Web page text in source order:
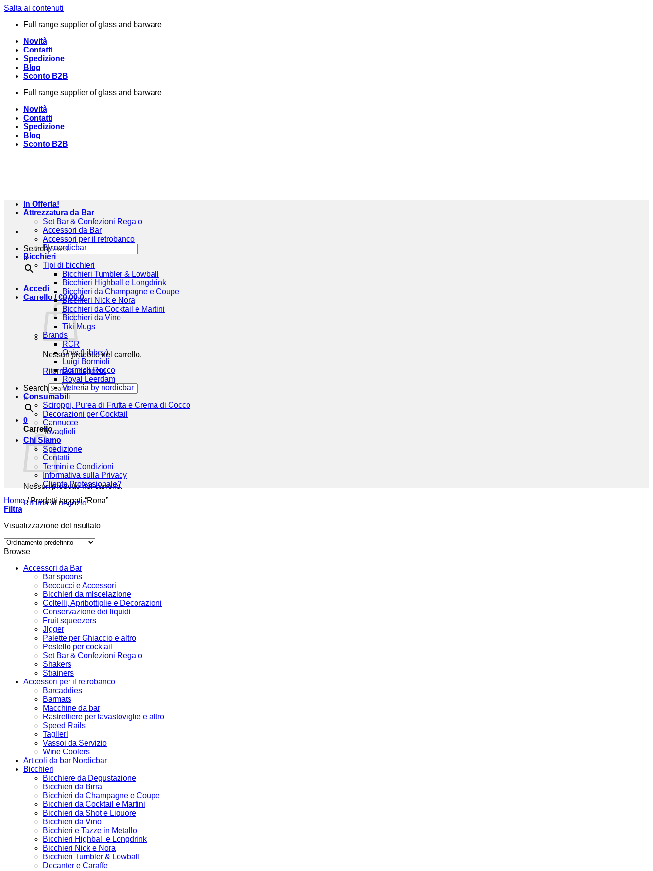
Salta ai contenuti
Full range supplier of glass and barware
Novità
Contatti
Spedizione
Blog
Sconto B2B
Full range supplier of glass and barware
Novità
Contatti
Spedizione
Blog
Sconto B2B
Search
×
Accedi
Carrello /€0,00 0
Nessun prodotto nel carrello.
Ritorna al negozio
Search
×
0
Carrello
Nessun prodotto nel carrello.
Ritorna al negozio
In Offerta!
Attrezzatura da Bar
Set Bar & Confezioni Regalo
Accessori da Bar
Accessori per il retrobanco
By nordicbar
Bicchieri
Tipi di bicchieri
Bicchieri Tumbler & Lowball
Bicchieri Highball e Longdrink
Bicchieri da Champagne e Coupe
Bicchieri Nick e Nora
Bicchieri da Cocktail e Martini
Bicchieri da Vino
Tiki Mugs
Brands
RCR
Onis (Libbey)
Luigi Bormioli
Bormioli Rocco
Royal Leerdam
Vetreria by nordicbar
Consumabili
Sciroppi, Purea di Frutta e Crema di Cocco
Decorazioni per Cocktail
Cannucce
Tovaglioli
Chi Siamo
Spedizione
Contatti
Termini e Condizioni
Informativa sulla Privacy
Cliente Professionale?
Home /Prodotti taggati “Rona”
Filtra
Visualizzazione del risultato
Browse
Accessori da Bar
Bar spoons
Beccucci e Accessori
Bicchieri da miscelazione
Coltelli, Apribottiglie e Decorazioni
Conservazione dei liquidi
Fruit squeezers
Jigger
Palette per Ghiaccio e altro
Pestello per cocktail
Set Bar & Confezioni Regalo
Shakers
Strainers
Accessori per il retrobanco
Barcaddies
Barmats
Macchine da bar
Rastrelliere per lavastoviglie e altro
Speed Rails
Taglieri
Vassoi da Servizio
Wine Coolers
Articoli da bar Nordicbar
Bicchieri
Bicchiere da Degustazione
Bicchieri da Birra
Bicchieri da Champagne e Coupe
Bicchieri da Cocktail e Martini
Bicchieri da Shot e Liquore
Bicchieri da Vino
Bicchieri e Tazze in Metallo
Bicchieri Highball e Longdrink
Bicchieri Nick e Nora
Bicchieri Tumbler & Lowball
Decanter e Caraffe